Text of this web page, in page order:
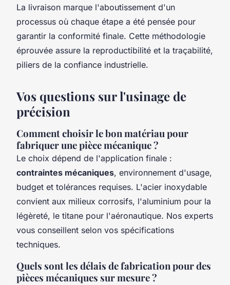
La livraison marque l'aboutissement d'un
processus où chaque étape a été pensée pour
garantir la conformité finale. Cette méthodologie
éprouvée assure la reproductibilité et la traçabilité,
piliers de la confiance industrielle.
Vos questions sur l'usinage de
précision
Comment choisir le bon matériau pour
fabriquer une pièce mécanique ?
Le choix dépend de l'application finale :
contraintes mécaniques, environnement d'usage,
budget et tolérances requises. L'acier inoxydable
convient aux milieux corrosifs, l'aluminium pour la
légèreté, le titane pour l'aéronautique. Nos experts
vous conseillent selon vos spécifications
techniques.
Quels sont les délais de fabrication pour des
pièces mécaniques sur mesure ?